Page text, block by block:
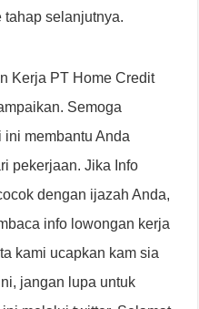
tahap selanjutnya.
Kerja PT Home Credit
Semoga
membantu Anda
pekerjaan. Jika Info
dengan ijazah Anda,
info lowongan kerja
kami ucapkan kam sia
jangan lupa untuk